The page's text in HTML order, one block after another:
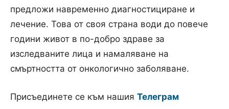
предложи навременно диагностициране и
лечение. Това от своя страна води до повече
години живот в по-добро здраве за
изследваните лица и намаляване на
смъртността от онкологично заболяване.
Присъединете се към нашия Телеграм